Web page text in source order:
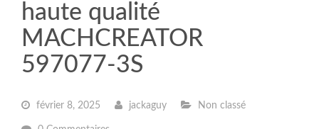
haute qualité
MACHCREATOR
597077-3S
février 8, 2025 jackaguy Non classé